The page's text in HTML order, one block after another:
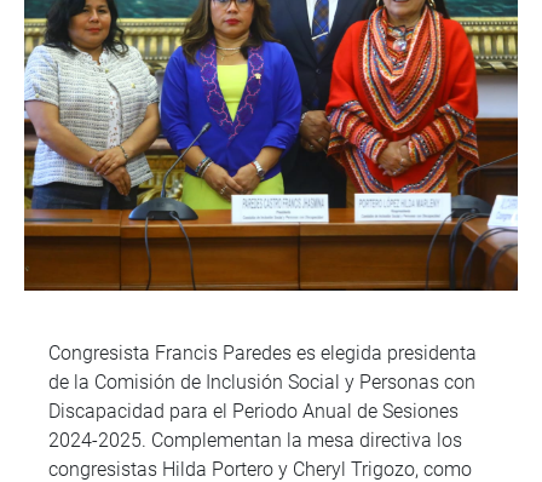
Congresista Francis Paredes es elegida presidenta
de la Comisión de Inclusión Social y Personas con
Discapacidad para el Periodo Anual de Sesiones
2024-2025. Complementan la mesa directiva los
congresistas Hilda Portero y Cheryl Trigozo, como